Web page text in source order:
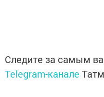
Следите за самым
Telegram-канале